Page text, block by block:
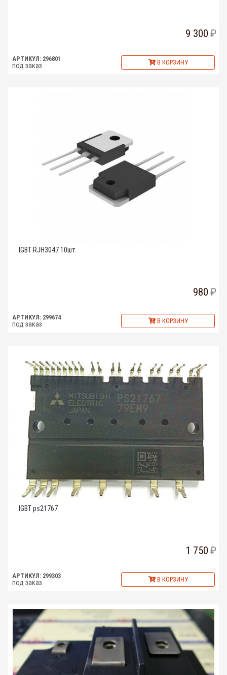
9 300
АРТИКУЛ: 296801
под заказ В КОРЗИНУ
IGBT RJH3047 10шт.
980
АРТИКУЛ: 299674
под заказ В КОРЗИНУ
IGBT ps21767
1 750
АРТИКУЛ: 299303
под заказ В КОРЗИНУ